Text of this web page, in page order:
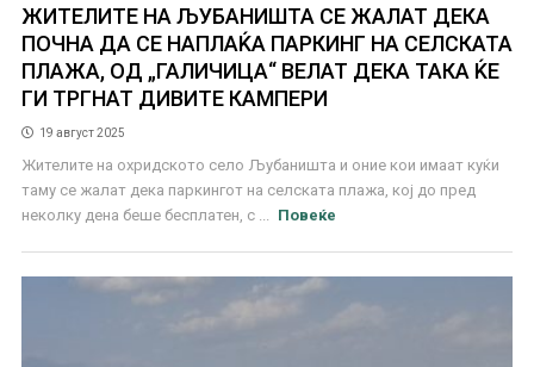
ЖИТЕЛИТЕ НА ЉУБАНИШТА СЕ ЖАЛАТ ДЕКА
ПОЧНА ДА СЕ НАПЛАЌА ПАРКИНГ НА СЕЛСКАТА
ПЛАЖА, ОД „ГАЛИЧИЦА“ ВЕЛАТ ДЕКА ТАКА ЌЕ
ГИ ТРГНАТ ДИВИТЕ КАМПЕРИ
19 август 2025
Жителите на охридското село Љубаништа и оние кои имаат куќи
таму се жалат дека паркингот на селската плажа, кој до пред
неколку дена беше бесплатен, с ...
Повеќе